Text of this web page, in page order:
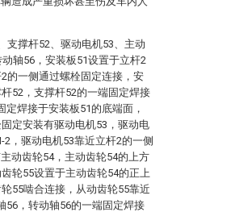
支撑杆52、驱动电机53、主动
轴56，安装板51设置于立杆2
的一侧通过螺栓固定连接，安
52，支撑杆52的一端固定焊接
焊接于安装板51的底端面，
定安装有驱动电机53，驱动电
2，驱动电机53靠近立杆2的一侧
动齿轮54，主动齿轮54的上方
轮55设置于主动齿轮54的正上
55啮合连接，从动齿轮55靠近
56，转动轴56的一端固定焊接